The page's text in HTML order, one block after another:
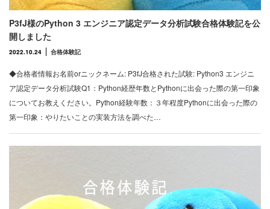
P3fJ様のPython 3 エンジニア認定データ分析試験合格体験記を公
開しました
2022.10.24 合格体験記
◆合格者情報お名前orニックネーム: P3fJ合格された試験: Python3 エンジニ
ア認定データ分析試験Q1：Python経歴年数とPythonに出会った際の第一印象
についてお教えください。Python経験年数：３年程度Pythonに出会った際の
第一印象：やりたいことの実装方法を調べた…